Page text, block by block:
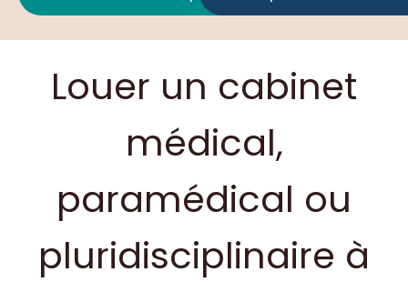
Louer un cabinet
médical,
paramédical ou
pluridisciplinaire à